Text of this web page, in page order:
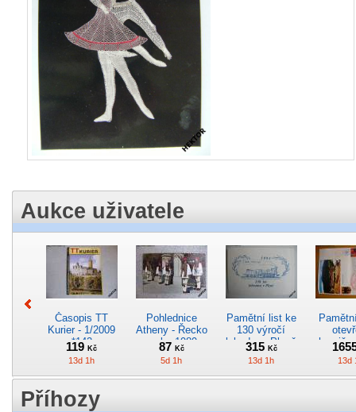
Aukce uživatele
Časopis TT
Kurier - 1/2009
*142
119Kč
13d 1h
Pohlednice
Atheny - Řecko
z roku 1989.
Nová nepoužitá
*5019
87 Kč
5d 1h
Pamětní list ke
130 výročí
lokodepa Plzeň
*2963
315 Kč
13d 1h 13d
Příhozy